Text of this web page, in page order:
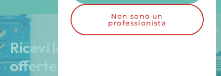
Ricevi le nostre esclusive
offerte speciali e promozioni!
Non sono un
professionista